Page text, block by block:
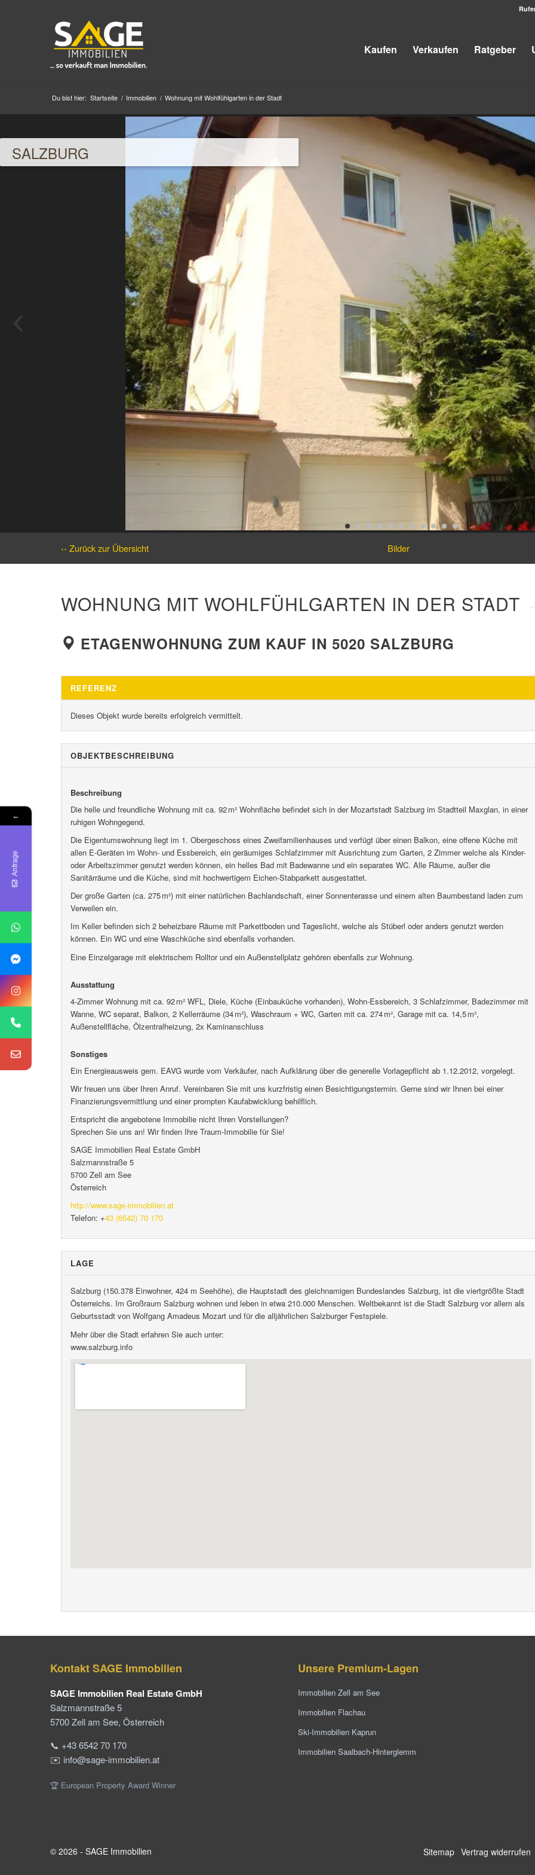
Kaufen Verkaufen Ratgeber
Du bist hier: Startseite / Immobilien / Wohnung mit Wohlfühlgarten in der Stadt
SALZBURG
‹‹ Zurück zur Übersicht Bilder
WOHNUNG MIT WOHLFÜHLGARTEN IN DER STADT
ETAGENWOHNUNG ZUM KAUF IN 5020 SALZBURG
REFERENZ
Dieses Objekt wurde bereits erfolgreich vermittelt.
OBJEKT­BESCHREIBUNG
Beschreibung
Die helle und freundliche Wohnung mit ca. 92 m² Wohnfläche befindet sich in der Mozartstadt Salzburg im Stadtteil Maxglan, in einer
ruhigen Wohngegend.
Die Eigentumswohnung liegt im 1. Obergeschoss eines Zweifamilienhauses und verfügt über einen Balkon, eine offene Küche mit
allen E-Geräten im Wohn- und Essbereich, ein geräumiges Schlafzimmer mit Ausrichtung zum Garten, 2 Zimmer welche als Kinder-
oder Arbeitszimmer genutzt werden können, ein helles Bad mit Badewanne und ein separates WC. Alle Räume, außer die
Sanitärräume und die Küche, sind mit hochwertigem Eichen-Stabparkett ausgestattet.
Der große Garten (ca. 275 m²) mit einer natürlichen Bachlandschaft, einer Sonnenterasse und einem alten Baumbestand laden zum
Verweilen ein.
Im Keller befinden sich 2 beheizbare Räume mit Parkettboden und Tageslicht, welche als Stüberl oder anders genutzt werden
können. Ein WC und eine Waschküche sind ebenfalls vorhanden.
Eine Einzelgarage mit elektrischem Rolltor und ein Außenstellplatz gehören ebenfalls zur Wohnung.
Ausstattung
4-Zimmer Wohnung mit ca. 92 m² WFL, Diele, Küche (Einbauküche vorhanden), Wohn-Essbereich, 3 Schlafzimmer, Badezimmer mit
Wanne, WC separat, Balkon, 2 Kellerräume (34 m²), Waschraum + WC, Garten mit ca. 274 m², Garage mit ca. 14,5 m²,
Außenstellfläche, Ölzentralheizung, 2x Kaminanschluss
Sonstiges
Ein Energieausweis gem. EAVG wurde vom Verkäufer, nach Aufklärung über die generelle Vorlagepflicht ab 1.12.2012, vorgelegt.
Wir freuen uns über Ihren Anruf. Vereinbaren Sie mit uns kurzfristig einen Besichtigungstermin. Gerne sind wir Ihnen bei einer
Finanzierungsvermittlung und einer prompten Kaufabwicklung behilflich.
Entspricht die angebotene Immobilie nicht Ihren Vorstellungen?
Sprechen Sie uns an! Wir finden Ihre Traum-Immobilie für Sie!
SAGE Immobilien Real Estate GmbH
Salzmannstraße 5
5700 Zell am See
Österreich
http://www.sage-immobilien.at
Telefon: +43 (6542) 70 170
LAGE
Salzburg (150.378 Einwohner, 424 m Seehöhe), die Hauptstadt des gleichnamigen Bundeslandes Salzburg, ist die viertgrößte Stadt
Österreichs. Im Großraum Salzburg wohnen und leben in etwa 210.000 Menschen. Weltbekannt ist die Stadt Salzburg vor allem als
Geburtsstadt von Wolfgang Amadeus Mozart und für die alljährlichen Salzburger Festspiele.
Mehr über die Stadt erfahren Sie auch unter:
www.salzburg.info
Kontakt SAGE Immobilien
SAGE Immobilien Real Estate GmbH
Salzmannstraße 5
5700 Zell am See, Österreich
📞 +43 6542 70 170
✉️ info@sage-immobilien.at
🏆 European Property Award Winner
Unsere Premium-Lagen
Immobilien Zell am See
Immobilien Flachau
Ski-Immobilien Kaprun
Immobilien Saalbach-Hinterglemm
© 2026 - SAGE Immobilien Sitemap Vertrag widerrufen
←
Anfrage